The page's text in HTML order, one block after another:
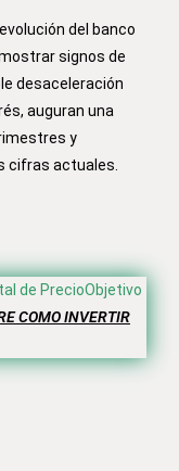
del banco
signos de
desaceleración
auguran una
y
cifras actuales.
de PrecioObjetivo
COMO INVERTIR